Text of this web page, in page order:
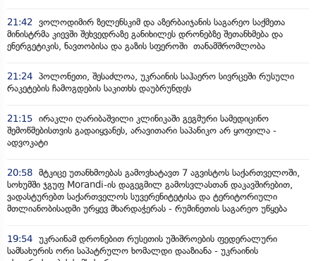
21:42
ვოლოდიმირ ზელენსკიმ და აზერბაიჯანის საგარეო საქმეთა
მინისტრმა კიევში შეხვედრაზე განიხილეს დრონებზე შეთანხმება და
ენერგეტიკის, ნავთობისა და გაზის სფეროში თანამშრომლობა
21:24 პოლონეთი, შესაძლოა, უკრაინის საჰაერო სივრცეში რუსული
რაკეტების ჩამოგდების საკითხს დაუბრუნდეს
21:15 ირაკლი ღარიბაშვილი კლინიკაში გეგმური სამედიცინო
შემოწმებისთვის გადაიყვანეს, არავითარი საპანიკო არ ყოფილა -
ადვოკატი
20:58 მტკიცე უთანხმოებას გამოვხატავთ 7 აგვისტოს საქართველოში,
სოხუმში ჯგუფ Morandi-ის დაგეგმილ გამოსვლასთან დაკავშირებით,
ვადასტურებთ საქართველოს სუვერენიტეტისა და ტერიტორიული
მთლიანობისადმი ურყევ მხარდაჭერას - რუმინეთის საგარეო უწყება
19:54 უკრაინამ დრონებით რუსეთის უშიშროების ფედერალური
სამსახურის ორი საპატრულო ხომალდი დააზიანა - უკრაინის